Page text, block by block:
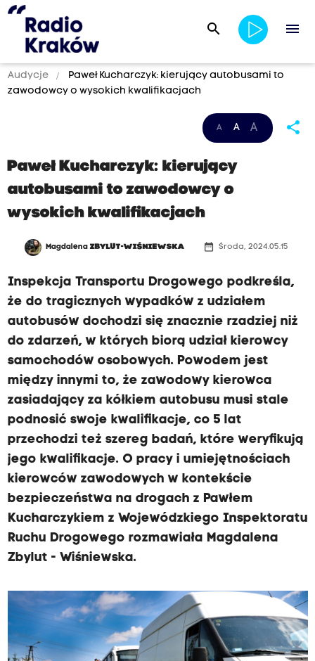
search menu
Audycje
Paweł Kucharczyk: kierujący autobusami to
zawodowcy o wysokich kwalifikacjach
A A A share
Paweł Kucharczyk: kierujący
autobusami to zawodowcy o
wysokich kwalifikacjach
MagdalenaZBYLUT-WIŚNIEWSKA date_range Środa, 2024.05.15
Inspekcja Transportu Drogowego podkreśla,
że do tragicznych wypadków z udziałem
autobusów dochodzi się znacznie rzadziej niż
do zdarzeń, w których biorą udział kierowcy
samochodów osobowych. Powodem jest
między innymi to, że zawodowy kierowca
zasiadający za kółkiem autobusu musi stale
podnosić swoje kwalifikacje, co 5 lat
przechodzi też szereg badań, które weryfikują
jego kwalifikacje. O pracy i umiejętnościach
kierowców zawodowych w kontekście
bezpieczeństwa na drogach z Pawłem
Kucharczykiem z Wojewódzkiego Inspektoratu
Ruchu Drogowego rozmawiała Magdalena
Zbylut - Wiśniewska.